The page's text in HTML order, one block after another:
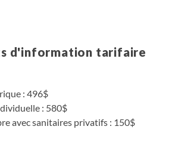
d'information tarifaire
: 496$
: 580$
avec sanitaires privatifs : 150$